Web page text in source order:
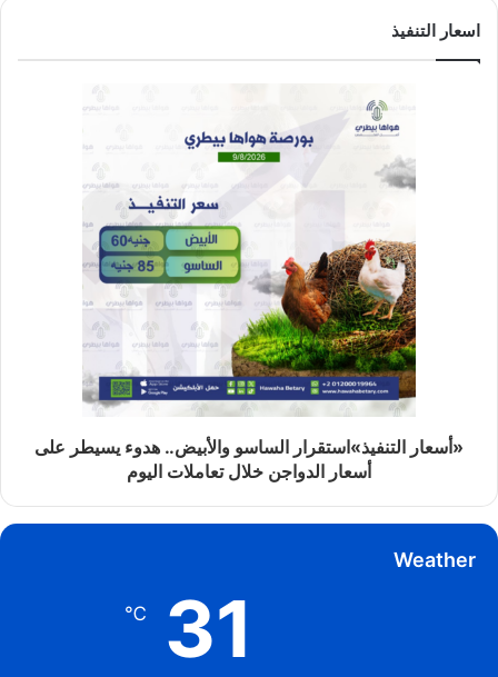
اسعار التنفيذ
«أسعار التنفيذ»استقرار الساسو والأبيض.. هدوء يسيطر على
أسعار الدواجن خلال تعاملات اليوم
Weather
31
℃